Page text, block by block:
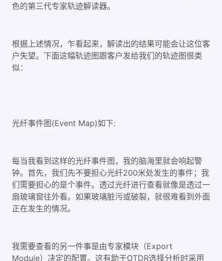
色的第三代专家轨迹解读器。
根据上述情况，乍看起来，解读出的结果可能会让这位客
户失望。下面这幅轨迹图跟客户发给我们的轨迹图很类
似：
光纤事件图(Event Map)如下:
每当我看到这样的光纤事件图，我的脑海里就会响起警
钟。首先，我们先不要担心光纤200米处发生的事件；我
们需要担心的是个事件。透过光纤进行查看就像是透过一
扇玻璃窗往外看。如果玻璃脏污或破裂，就很难看到外面
正在发生的情况。
我需要查看的另一件事是由专家模块（Export
Module）决定的配置。这有助于OTDR选择分析时采用